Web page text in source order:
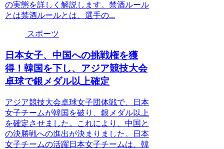
の実態を詳しく解説します。禁酒ルール
とは禁酒ルールとは、選手の...
スポーツ
日本女子、中国への挑戦権を獲
得！韓国を下し、アジア競技大会
卓球で銀メダル以上確定
アジア競技大会卓球女子団体戦で、日本
女子チームが韓国を破り、銀メダル以上
を確定させました。これにより、中国と
の決勝戦への進出が決まりました。日本
女子チームの活躍日本女子チームは、韓